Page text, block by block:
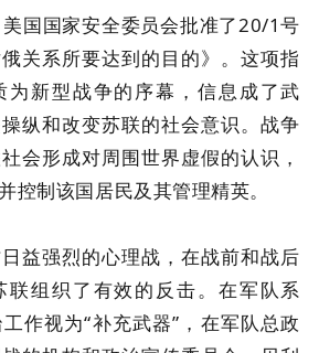
国国家安全委员会批准了20/1号
关系所要达到的目的》。这项指
为新型战争的序幕，信息成了武
纵和改变苏联的社会意识。战争
会形成对周围世界虚假的认识，
控制该国居民及其管理精英。
益强烈的心理战，在战前和战后
联组织了有效的反击。在军队系
作视为“补充武器”，在军队总政